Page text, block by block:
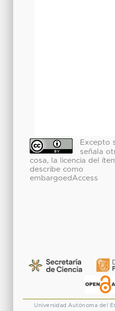
Excepto
señala
cosa, la licencia del
describe como
embargoedAccess
Universidad Autónoma del